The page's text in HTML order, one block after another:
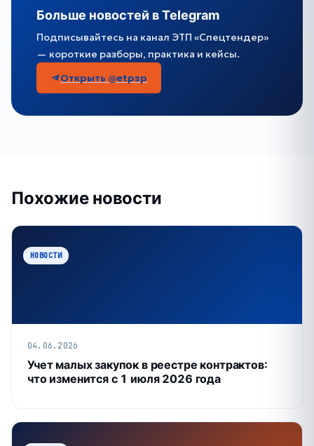
Больше новостей в Telegram
Подписывайтесь на канал ЭТП «Спецтендер»
— короткие разборы, практика и кейсы.
Открыть @etpsp
Похожие новости
НОВОСТИ
04.06.2026
Учет малых закупок в реестре контрактов:
что изменится с 1 июля 2026 года